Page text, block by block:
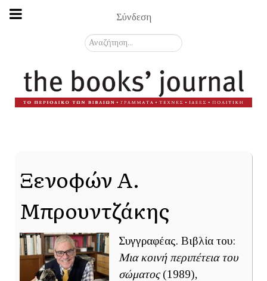
Σύνδεση
Αναζήτηση...
Ξενοφών Α.
Μπρουντζάκης
Συγγραφέας. Βιβλία του:
Μια κοινή περιπέτεια του
σώματος(1989),